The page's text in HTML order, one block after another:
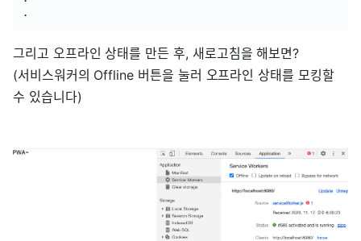
.
그리고 오프라인 상태를 만든 후, 새로고침을 해보면?
(서비스워커의 Offline 버튼을 눌러 오프라인 상태를 모킹할
수 있습니다)